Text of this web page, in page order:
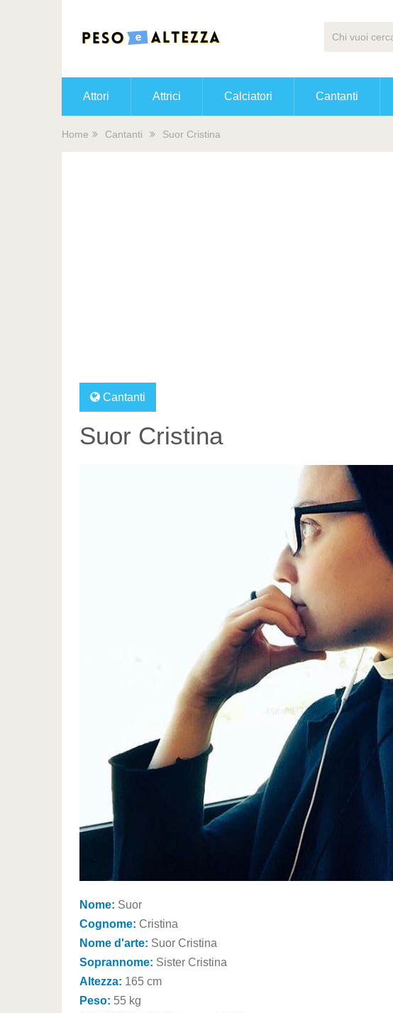
Attori Attrici Calciatori Cantanti
Home Cantanti Suor Cristina
Cantanti
Suor Cristina
Nome: Suor
Cognome: Cristina
Nome d'arte: Suor Cristina
Soprannome: Sister Cristina
Altezza: 165 cm
Peso: 55 kg